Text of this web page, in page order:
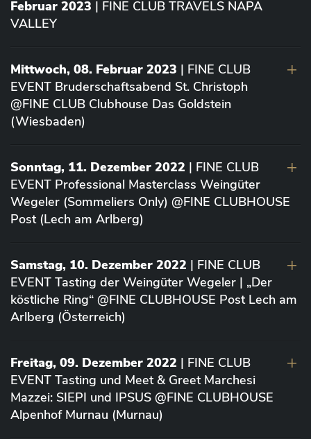
Februar 2023 | FINE CLUB TRAVELS NAPA
VALLEY
Mittwoch, 08. Februar 2023 | FINE CLUB
EVENT Bruderschaftsabend St. Christoph
@FINE CLUB Clubhouse Das Goldstein
(Wiesbaden)
Sonntag, 11. Dezember 2022 | FINE CLUB
EVENT Professional Masterclass Weingüter
Wegeler (Sommeliers Only) @FINE CLUBHOUSE
Post (Lech am Arlberg)
Samstag, 10. Dezember 2022 | FINE CLUB
EVENT Tasting der Weingüter Wegeler | „Der
köstliche Ring“ @FINE CLUBHOUSE Post Lech am
Arlberg (Österreich)
Freitag, 09. Dezember 2022 | FINE CLUB
EVENT Tasting und Meet & Greet Marchesi
Mazzei: SIEPI und IPSUS @FINE CLUBHOUSE
Alpenhof Murnau (Murnau)